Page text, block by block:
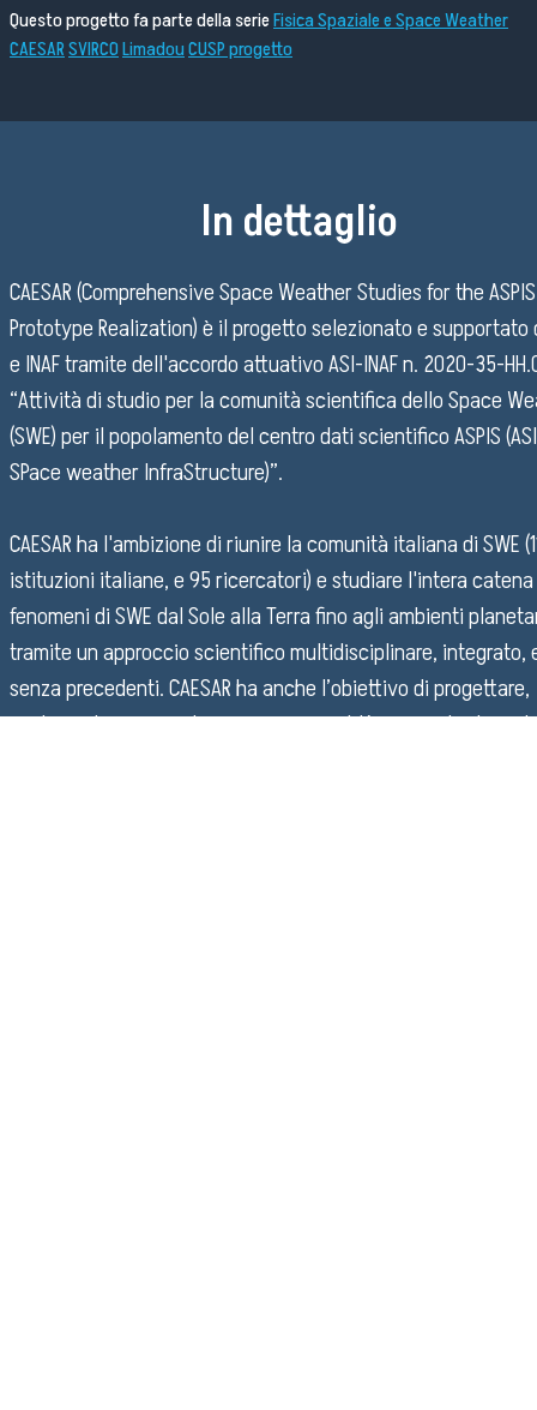
Questo progetto fa parte della serieFisica Spaziale e Space Weather
CAESARSVIRCOLimadouCUSP progetto
In dettaglio
CAESAR (Comprehensive Space Weather Studies for the ASPIS
Prototype Realization) è il progetto selezionato e supportato
e INAF tramite dell'accordo attuativo ASI-INAF n. 2020-35-
“Attività di studio per la comunità scientifica dello Space
(SWE) per il popolamento del centro dati scientifico ASPIS (ASI
SPace weather InfraStructure)”.
CAESAR ha l'ambizione di riunire la comunità italiana di SWE
istituzioni italiane, e 95 ricercatori) e studiare l'intera
fenomeni di SWE dal Sole alla Terra fino agli ambienti
tramite un approccio scientifico multidisciplinare, integrato,
senza precedenti. CAESAR ha anche l’obiettivo di progettare,
implementare e popolare con una quantità variegata di